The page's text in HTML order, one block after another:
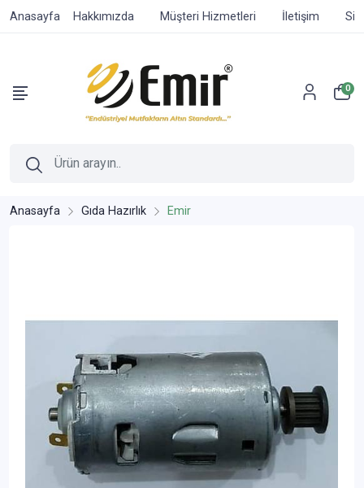
Anasayfa Hakkımızda Müşteri Hizmetleri İletişim
0
Anasayfa Gıda Hazırlık Emir